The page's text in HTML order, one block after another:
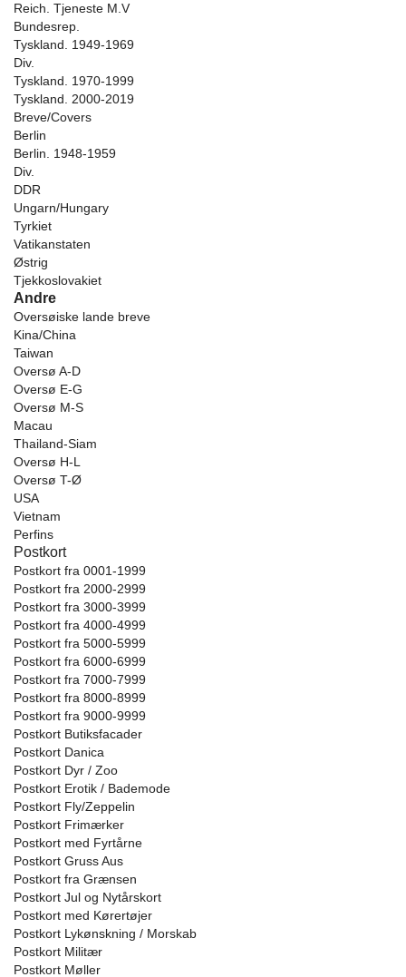
Reich. Tjeneste M.V
Bundesrep.
Tyskland. 1949-1969
Div.
Tyskland. 1970-1999
Tyskland. 2000-2019
Breve/Covers
Berlin
Berlin. 1948-1959
Div.
DDR
Ungarn/Hungary
Tyrkiet
Vatikanstaten
Østrig
Tjekkoslovakiet
Andre
Oversøiske lande breve
Kina/China
Taiwan
Oversø A-D
Oversø E-G
Oversø M-S
Macau
Thailand-Siam
Oversø H-L
Oversø T-Ø
USA
Vietnam
Perfins
Postkort
Postkort fra 0001-1999
Postkort fra 2000-2999
Postkort fra 3000-3999
Postkort fra 4000-4999
Postkort fra 5000-5999
Postkort fra 6000-6999
Postkort fra 7000-7999
Postkort fra 8000-8999
Postkort fra 9000-9999
Postkort Butiksfacader
Postkort Danica
Postkort Dyr / Zoo
Postkort Erotik / Bademode
Postkort Fly/Zeppelin
Postkort Frimærker
Postkort med Fyrtårne
Postkort Gruss Aus
Postkort fra Grænsen
Postkort Jul og Nytårskort
Postkort med Kørertøjer
Postkort Lykønskning / Morskab
Postkort Militær
Postkort Møller